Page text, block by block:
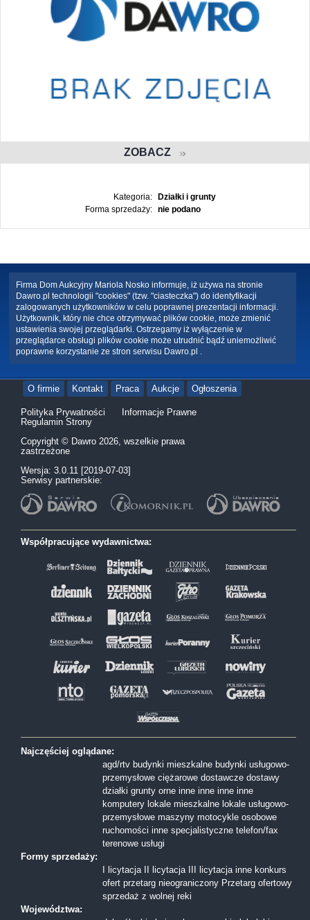
ZOBACZ
Kategoria:
Działki i grunty
Forma sprzedaży:
nie podano
Firma Dom Aukcyjny Mariola Nosko informuje, iż używa na stronie
Dawro.pl technologii "cookies" (tzw. "ciasteczka") do identyfikacji
zalogowanych użytkowników w celu poprawnej prezentacji informacji.
Użytkownik, który nie chce otrzymywać plików cookie, może zmienić
ustawienia swojej przeglądarki. Ostrzegamy iż wyłączenie w
przeglądarce obsługi plików cookie może utrudnić bądź uniemożliwić
poprawne korzystanie ze stron serwisu Dawro.pl .
O firmie Kontakt Praca Aukcje Ogłoszenia
Polityka Prywatności
Informacje Prawne
Regulamin Strony
Copyright © Dawro 2026, wszelkie prawa
zastrzeżone
Wersja: 3.0.11 [2019-07-03]
Serwisy partnerskie:
Współpracujące wydawnictwa:
Najczęściej oglądane:
agd/rtv budynki mieszkalne budynki usługowo-
przemysłowe ciężarowe dostawcze dostawy
działki grunty orne inne inne inne inne
komputery lokale mieszkalne lokale usługowo-
przemysłowe maszyny motocykle osobowe
ruchomości inne specjalistyczne telefon/fax
terenowe usługi
Formy sprzedaży:
I licytacja
II licytacja III licytacja inne konkurs
ofert przetarg nieograniczony Przetarg ofertowy
sprzedaż z wolnej reki
Województwa: